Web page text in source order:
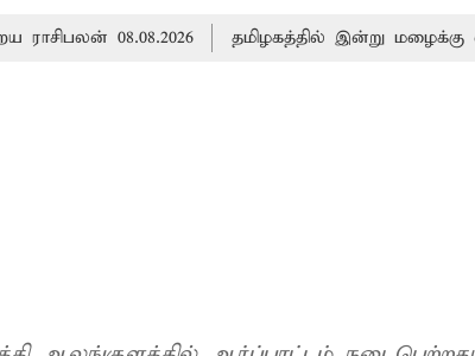
08.08.2026 தமிழகத்தில் இன்று மழைக்கு